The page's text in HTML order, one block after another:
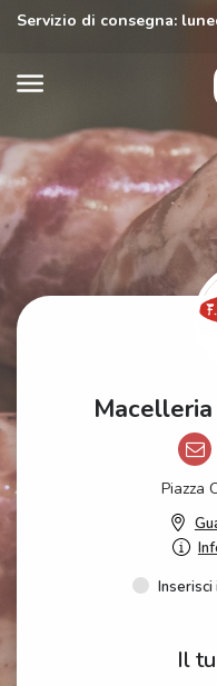
Servizio di consegna:
Piazza
Inserisci
Il